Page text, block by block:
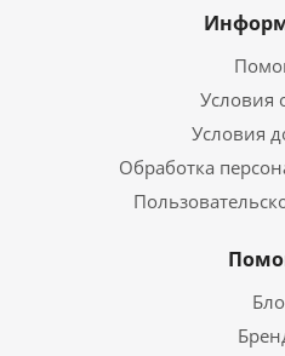
Условия
Условия
Обработка